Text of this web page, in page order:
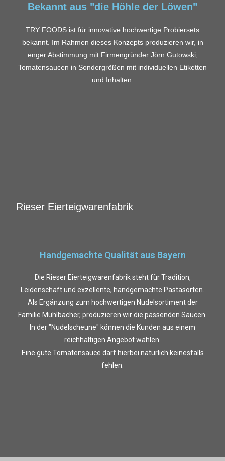
Bekannt aus "die Höhle der Löwen"
TRY FOODS ist für innovative hochwertige Probiersets
bekannt. Im Rahmen dieses Konzepts produzieren wir, in
enger Abstimmung mit Firmengründer Jörn Gutowski,
Tomatensaucen in Sondergrößen mit individuellen Etiketten
und Inhalten.
Rieser Eierteigwarenfabrik
Handgemachte Qualität aus Bayern
Die Rieser Eierteigwarenfabrik steht für Tradition,
Leidenschaft und exzellente, handgemachte Pastasorten.
Als Ergänzung zum hochwertigen Nudelsortiment der
Familie Mühlbacher, produzieren wir die passenden Saucen.
In der "Nudelscheune" können die Kunden aus einem
reichhaltigen Angebot wählen.
Eine gute Tomatensauce darf hierbei natürlich keinesfalls
fehlen.